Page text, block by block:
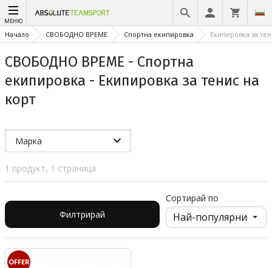
МЕНЮ
Начало СВОБОДНО ВРЕМЕ Спортна екипировка Екипировка за
СВОБОДНО ВРЕМЕ - Спортна
екипировка - Екипировка за тенис на
корт
Марка
1 продукт, 1 страница
Филтрирай
Сортирай по
OFFER